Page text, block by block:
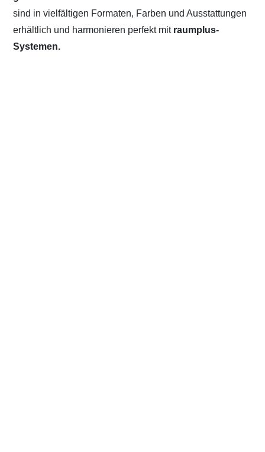
sind in vielfältigen Formaten, Farben und Ausstattungen
erhältlich und harmonieren perfekt mit raumplus-
Systemen.